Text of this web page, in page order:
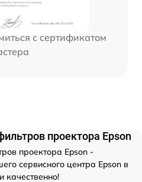
с сертификатом
проектора Epson
проектора Epson -
сервисного центра Epson в
качественно!